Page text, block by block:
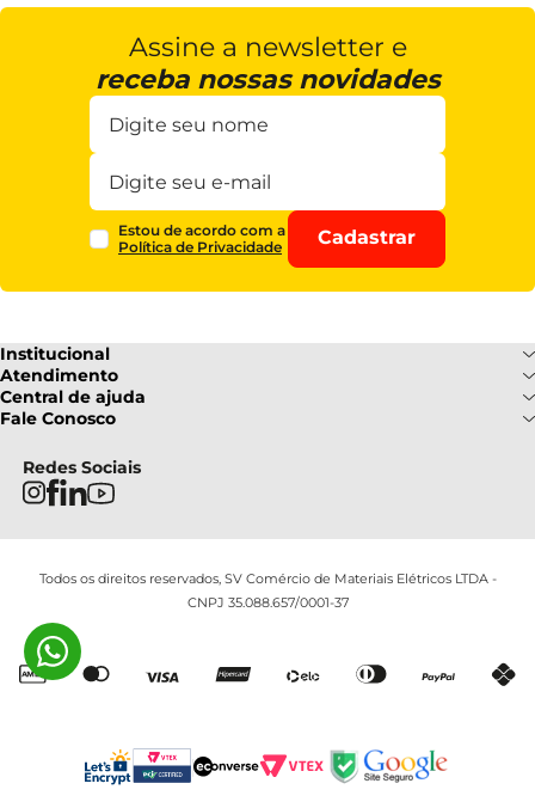
Assine a newsletter e
receba nossas novidades
Estou de acordo com a
Política de Privacidade
Cadastrar
Institucional
Sobre Nós
Nossas Lojas
Privacidade e Segurança
Termos e Condições
Atendimento
Formas de pagamento
Regulamentos
Central de ajuda
Fale Conosco
Frete e Entrega
Troca e Devoluções
Fale Conosco
(085) 3214-7900
Segunda a Sexta: 08h as 18h |
Sábado : 08h ás 12h
Redes Sociais
Todos os direitos reservados, SV Comércio de Materiais Elétricos LTDA -
CNPJ 35.088.657/0001-37